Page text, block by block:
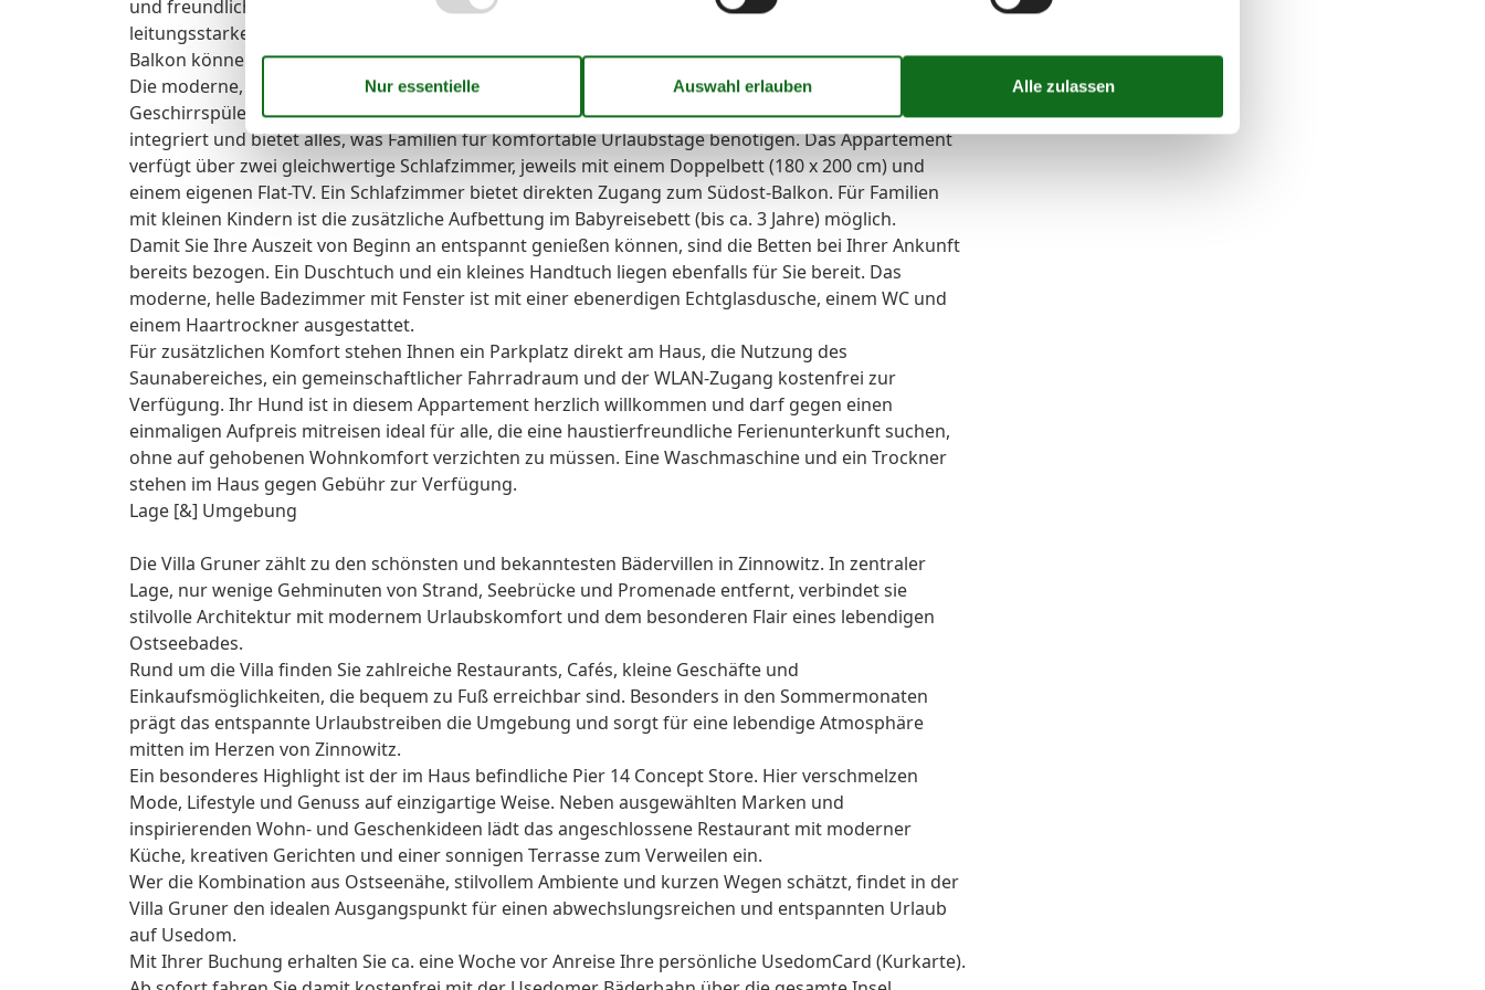
und freundlich eingerichtet; ein moderner 50-Zoll-OLED-Smart-TV sowie kostenfreies,
leitungsstarkes WLAN stehen Ihnen während Ihres Aufenthaltes zur Verfügung. Auf dem sonnigen
Balkon können Sie entspannt in den Tag starten und die Morgensonne genießen.
Die moderne, komplett ausgestattete Küche mit Backofen, Kühlschrank mit Gefrierfach,
Geschirrspüler, Wasserkocher, Toaster und Kaffeemaschine ist harmonisch in den Wohnbereich
integriert und bietet alles, was Familien für komfortable Urlaubstage benötigen. Das Appartement
verfügt über zwei gleichwertige Schlafzimmer, jeweils mit einem Doppelbett (180 x 200 cm) und
einem eigenen Flat-TV. Ein Schlafzimmer bietet direkten Zugang zum Südost-Balkon. Für Familien
mit kleinen Kindern ist die zusätzliche Aufbettung im Babyreisebett (bis ca. 3 Jahre) möglich.
Damit Sie Ihre Auszeit von Beginn an entspannt genießen können, sind die Betten bei Ihrer Ankunft
bereits bezogen. Ein Duschtuch und ein kleines Handtuch liegen ebenfalls für Sie bereit. Das
moderne, helle Badezimmer mit Fenster ist mit einer ebenerdigen Echtglasdusche, einem WC und
einem Haartrockner ausgestattet.
Für zusätzlichen Komfort stehen Ihnen ein Parkplatz direkt am Haus, die Nutzung des
Saunabereiches, ein gemeinschaftlicher Fahrradraum und der WLAN-Zugang kostenfrei zur
Verfügung. Ihr Hund ist in diesem Appartement herzlich willkommen und darf gegen einen
einmaligen Aufpreis mitreisen ideal für alle, die eine haustierfreundliche Ferienunterkunft suchen,
ohne auf gehobenen Wohnkomfort verzichten zu müssen. Eine Waschmaschine und ein Trockner
stehen im Haus gegen Gebühr zur Verfügung.
Lage [&] Umgebung
Die Villa Gruner zählt zu den schönsten und bekanntesten Bädervillen in Zinnowitz. In zentraler
Lage, nur wenige Gehminuten von Strand, Seebrücke und Promenade entfernt, verbindet sie
stilvolle Architektur mit modernem Urlaubskomfort und dem besonderen Flair eines lebendigen
Ostseebades.
Rund um die Villa finden Sie zahlreiche Restaurants, Cafés, kleine Geschäfte und
Einkaufsmöglichkeiten, die bequem zu Fuß erreichbar sind. Besonders in den Sommermonaten
prägt das entspannte Urlaubstreiben die Umgebung und sorgt für eine lebendige Atmosphäre
mitten im Herzen von Zinnowitz.
Ein besonderes Highlight ist der im Haus befindliche Pier 14 Concept Store. Hier verschmelzen
Mode, Lifestyle und Genuss auf einzigartige Weise. Neben ausgewählten Marken und
inspirierenden Wohn- und Geschenkideen lädt das angeschlossene Restaurant mit moderner
Küche, kreativen Gerichten und einer sonnigen Terrasse zum Verweilen ein.
Wer die Kombination aus Ostseenähe, stilvollem Ambiente und kurzen Wegen schätzt, findet in der
Villa Gruner den idealen Ausgangspunkt für einen abwechslungsreichen und entspannten Urlaub
auf Usedom.
Mit Ihrer Buchung erhalten Sie ca. eine Woche vor Anreise Ihre persönliche UsedomCard (Kurkarte).